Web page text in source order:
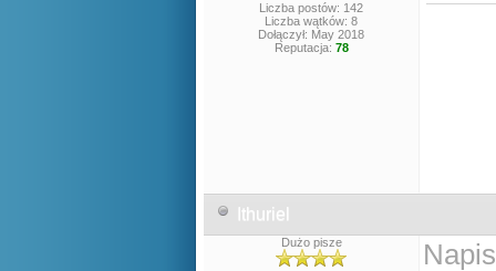
Liczba postów: 142
Liczba wątków: 8
Dołączył: May 2018
Reputacja: 78
Ithuriel
Dużo pisze